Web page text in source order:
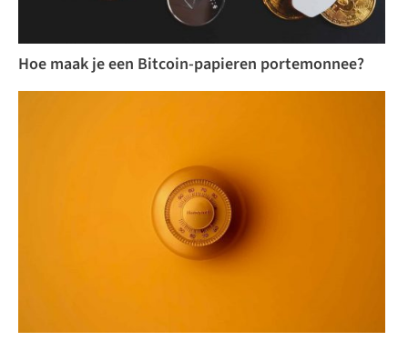
Hoe maak je een Bitcoin-papieren portemonnee?